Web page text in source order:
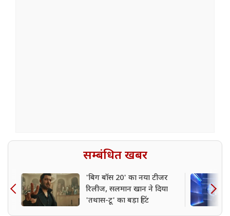
सम्बंधित खबर
'बिग बॉस 20' का नया टीजर
रिलीज, सलमान खान ने दिया
'तथास-टू' का बड़ा हिंट